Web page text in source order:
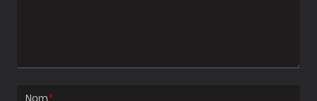
Nom*